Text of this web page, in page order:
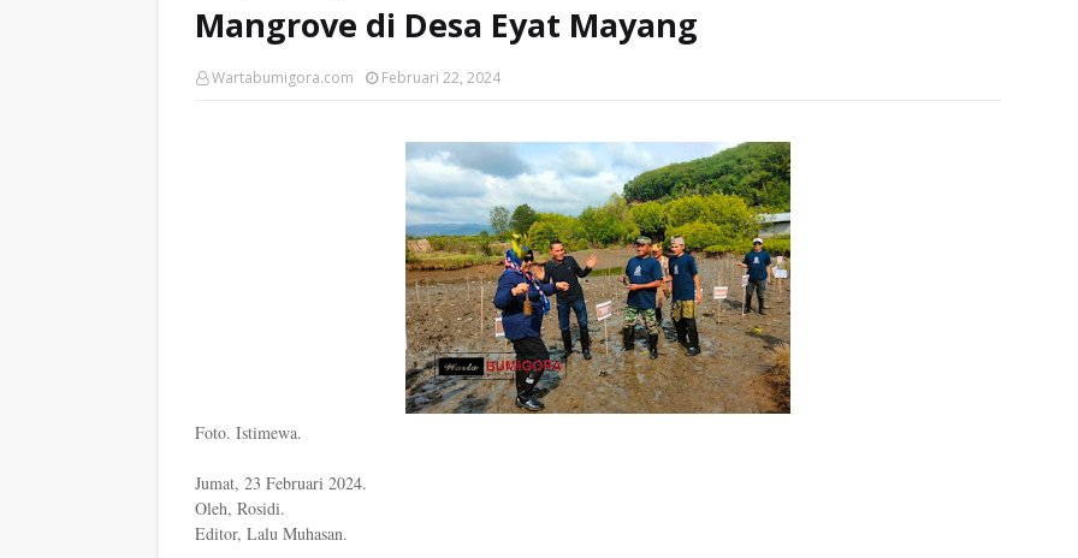
Mangrove di Desa Eyat Mayang
Wartabumigora.com Februari 22, 2024
Foto. Istimewa.
Jumat, 23 Februari 2024.
Oleh, Rosidi.
Editor, Lalu Muhasan.